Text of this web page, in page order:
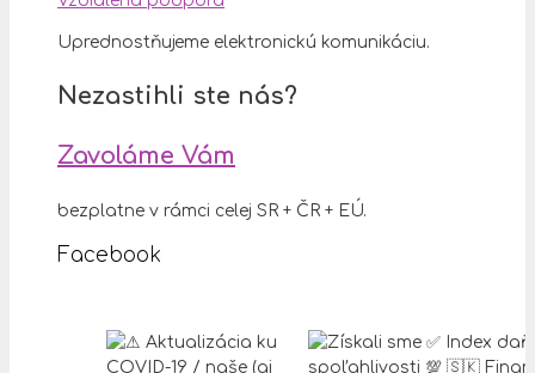
Uprednostňujeme elektronickú komunikáciu.
Nezastihli ste nás?
Zavoláme Vám
bezplatne v rámci celej SR + ČR + EÚ.
Facebook